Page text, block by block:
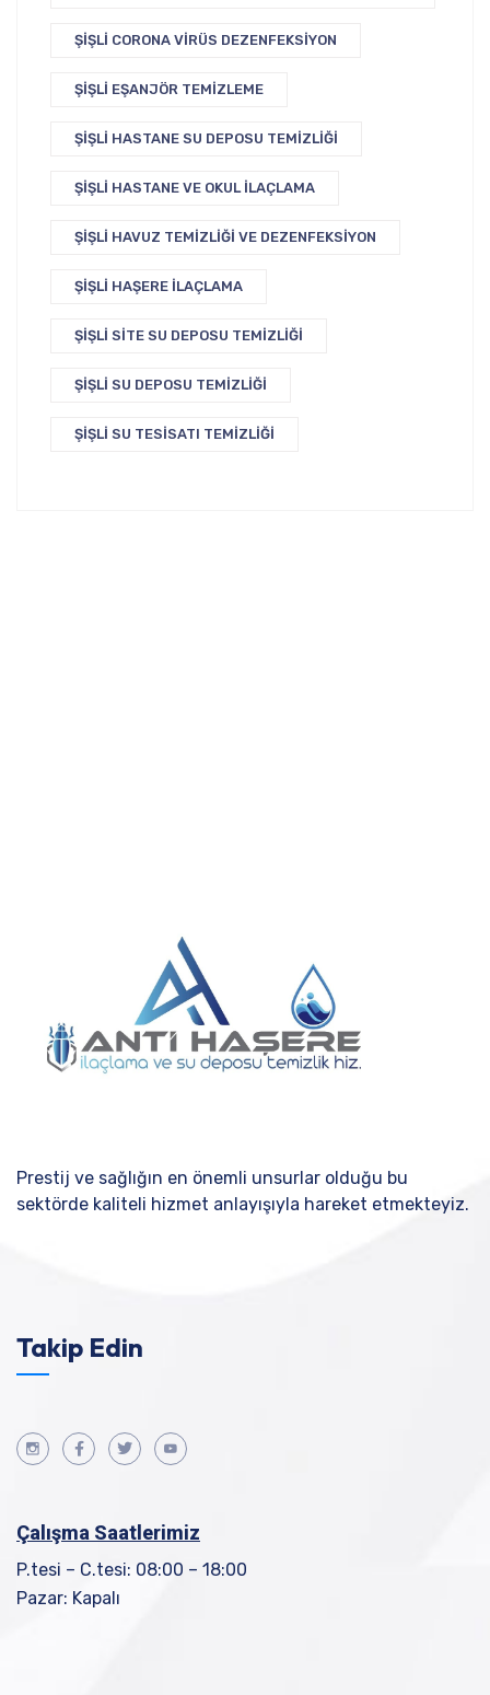
ŞIŞLI CORONA VIRÜS DEZENFEKSIYON
ŞIŞLI EŞANJÖR TEMIZLEME
ŞIŞLI HASTANE SU DEPOSU TEMIZLIĞI
ŞIŞLI HASTANE VE OKUL İLAÇLAMA
ŞIŞLI HAVUZ TEMIZLIĞI VE DEZENFEKSIYON
ŞIŞLI HAŞERE İLAÇLAMA
ŞIŞLI SITE SU DEPOSU TEMIZLIĞI
ŞIŞLI SU DEPOSU TEMIZLIĞI
ŞIŞLI SU TESISATI TEMIZLIĞI
Prestij ve sağlığın en önemli unsurlar olduğu bu
sektörde kaliteli hizmet anlayışıyla hareket etmekteyiz.
Takip Edin
Çalışma Saatlerimiz
P.tesi – C.tesi: 08:00 – 18:00
Pazar: Kapalı